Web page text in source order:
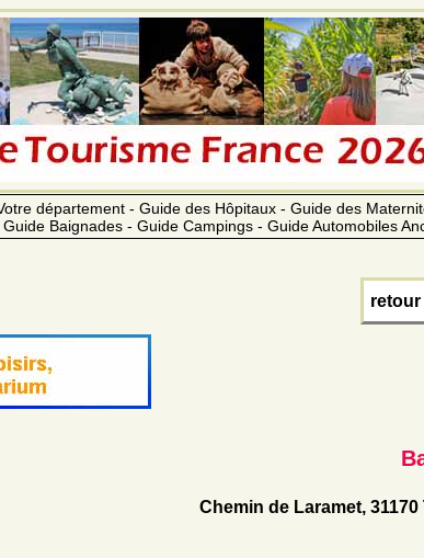
département - Guide des Hôpitaux - Guide des
Baignades - Guide Campings - Guide Automobiles
Chemin de Laramet,